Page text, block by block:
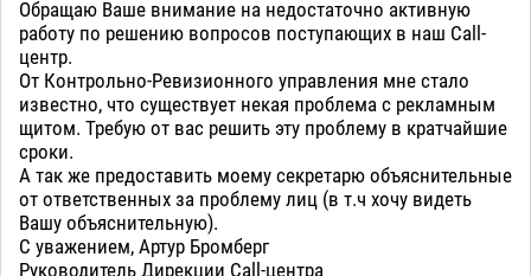
Обращаю Ваше внимание на недостаточно активную
работу по решению вопросов поступающих в наш Call-
центр.
От Контрольно-Ревизионного управления мне стало
известно, что существует некая проблема с рекламным
щитом. Требую от вас решить эту проблему в кратчайшие
сроки.
А так же предоставить моему секретарю объяснительные
от ответственных за проблему лиц (в т.ч хочу видеть
Вашу объяснительную).
С уважением, Артур Бромберг
Руководитель Дирекции Call-центра